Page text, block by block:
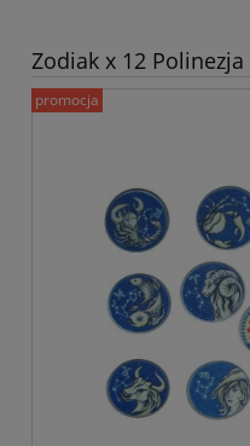
Zodiak x 12
promocja